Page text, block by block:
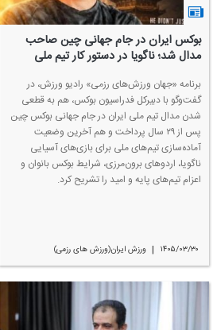
بوكس ایران در جام جهانی چین صاحب
مدال شد؛ ناگویا در دستور كار تیم ملی
برنامه «جهان ورزش‌های رزمی» رادیو ورزش، در
گفت‌وگو با دبیركل فدراسیون بوكس، هم به قطعی
شدن مدال تیم ملی ایران در جام جهانی بوكس چین
پس از ۲۹ سال پرداخت و هم آخرین وضعیت
آماده‌سازی تیم‌های ملی برای بازی‌های آسیایی
ناگویا، اردوهای برون‌مرزی، شرایط بوكس بانوان و
اعزام تیم‌های پایه و امید را تشریح كرد.
۱۴۰۵/۰۳/۳۰ | ورزش ایران(ورزش های رزمی)